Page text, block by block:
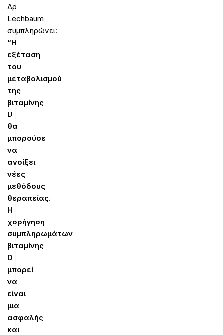
Δρ
Lechbaum
συμπληρώνει:
“Η
εξέταση
του
μεταβολισμού
της
βιταμίνης
D
θα
μπορούσε
να
ανοίξει
νέες
μεθόδους
θεραπείας.
Η
χορήγηση
συμπληρωμάτων
βιταμίνης
D
μπορεί
να
είναι
μια
ασφαλής
και